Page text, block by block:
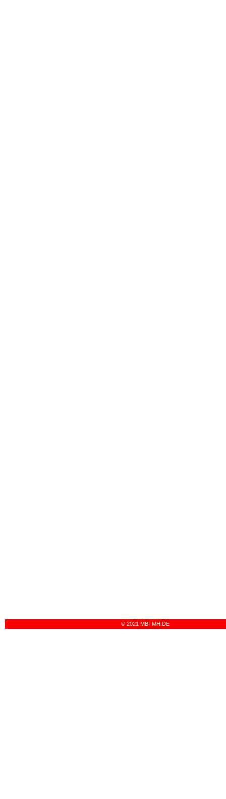
© 2021 MBI-MH.DE